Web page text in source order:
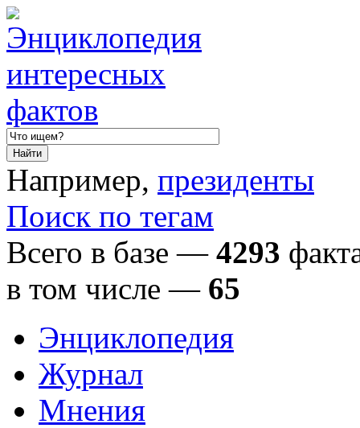
Например, президенты
Поиск по тегам
Всего в базе — 4293
в том числе— 65
Энциклопедия
Журнал
Мнения